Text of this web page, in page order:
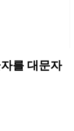
를 대문자